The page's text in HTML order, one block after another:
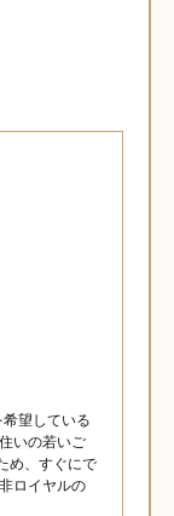
希望している
いの若いご
め、すぐにで
ロイヤルの